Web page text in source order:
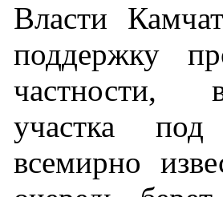
Власти
поддержку
частности,
участка под
всемирно